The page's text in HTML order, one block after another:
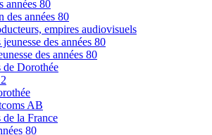
années 80
des années 80
empires audiovisuels
des années 80
des années 80
de Dorothée
AB
de la France
80